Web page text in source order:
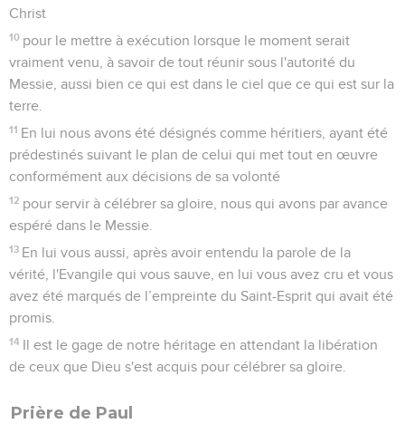
Christ
10 pour le mettre à exécution lorsque le moment serait
vraiment venu, à savoir de tout réunir sous l'autorité du
Messie, aussi bien ce qui est dans le ciel que ce qui est sur la
terre.
11 En lui nous avons été désignés comme héritiers, ayant été
prédestinés suivant le plan de celui qui met tout en œuvre
conformément aux décisions de sa volonté
12 pour servir à célébrer sa gloire, nous qui avons par avance
espéré dans le Messie.
13 En lui vous aussi, après avoir entendu la parole de la
vérité, l'Evangile qui vous sauve, en lui vous avez cru et vous
avez été marqués de l’empreinte du Saint-Esprit qui avait été
promis.
14 Il est le gage de notre héritage en attendant la libération
de ceux que Dieu s'est acquis pour célébrer sa gloire.
Prière de Paul